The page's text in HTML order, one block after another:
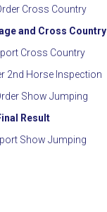
Cross Country
and Cross Country
Cross Country
2nd Horse Inspection
Show Jumping
Result
Show Jumping